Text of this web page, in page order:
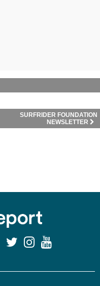
SURFRIDER FOUNDATION
NEWSLETTER